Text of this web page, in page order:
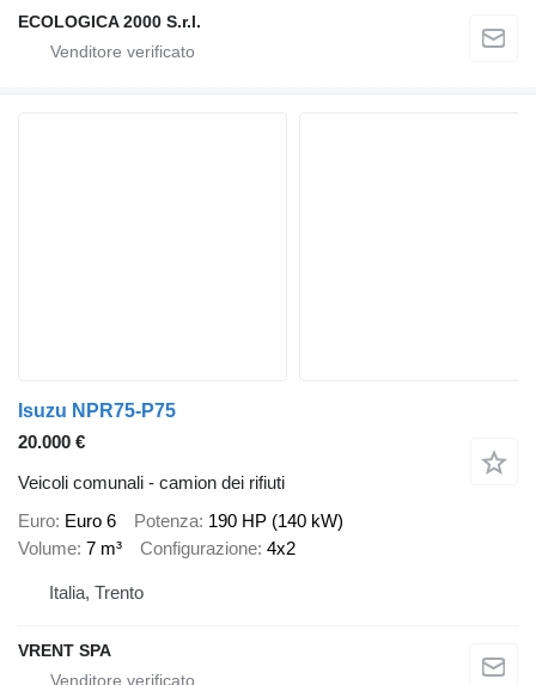
ECOLOGICA 2000 S.r.l.
Isuzu NPR75-P75
20.000 €
Veicoli comunali - camion dei rifiuti
Euro Euro 6 Potenza 190 HP (140 kW)
Volume 7 m³ Configurazione 4x2
Italia, Trento
VRENT SPA